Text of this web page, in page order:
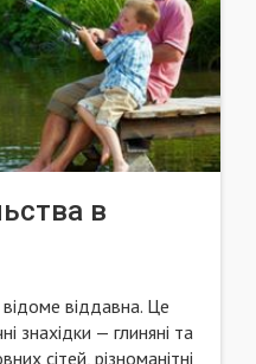
в
віддавна. Це
знахідки — глиняні та
сітей, різноманітні